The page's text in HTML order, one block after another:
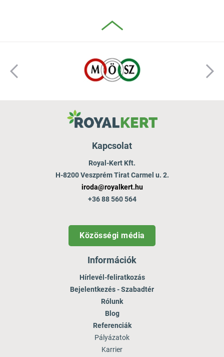
Kapcsolat
Royal-Kert Kft.
H-8200 Veszprém Tirat Carmel u. 2.
iroda@royalkert.hu
+36 88 560 564
Közösségi média
Információk
Hírlevél-feliratkozás
Bejelentkezés - Szabadtér
Rólunk
Blog
Referenciák
Pályázatok
Karrier